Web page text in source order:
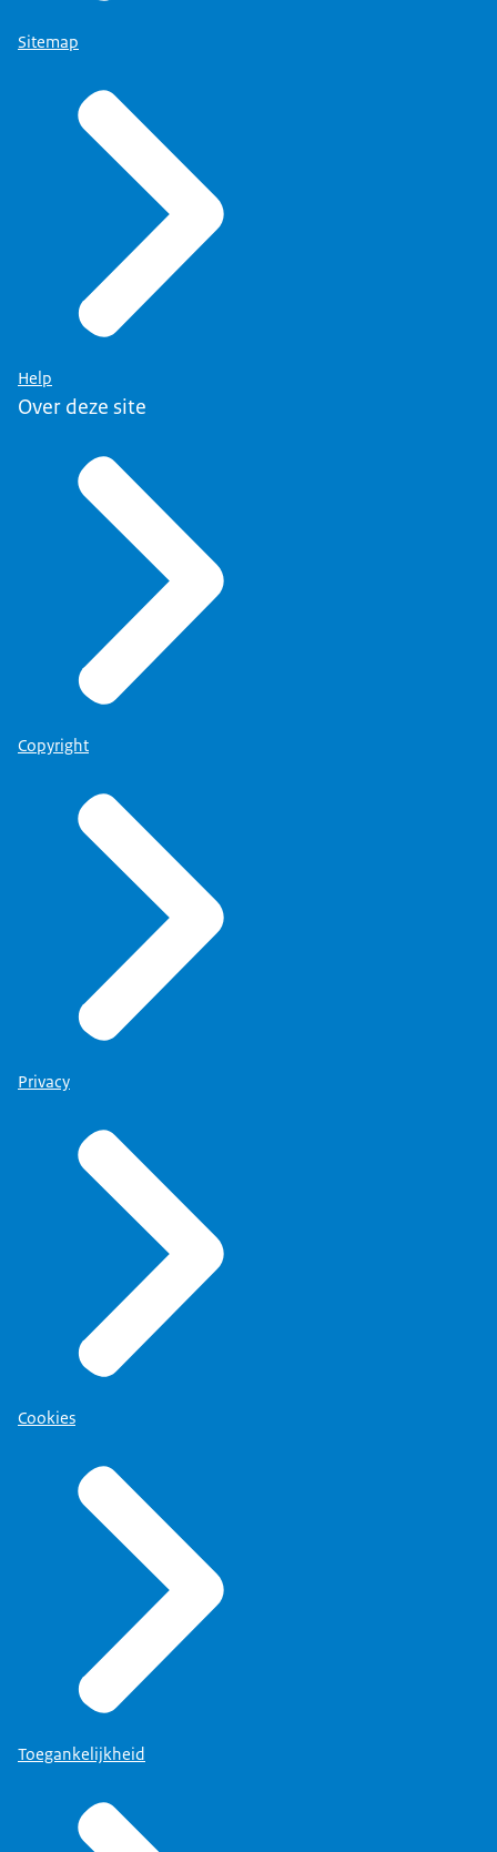
Sitemap
Help
Over deze site
Copyright
Privacy
Cookies
Toegankelijkheid